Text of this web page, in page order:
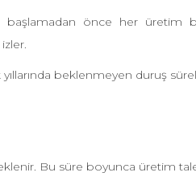
önce her üretim
beklenmeyen duruş
Bu süre boyunca üretim